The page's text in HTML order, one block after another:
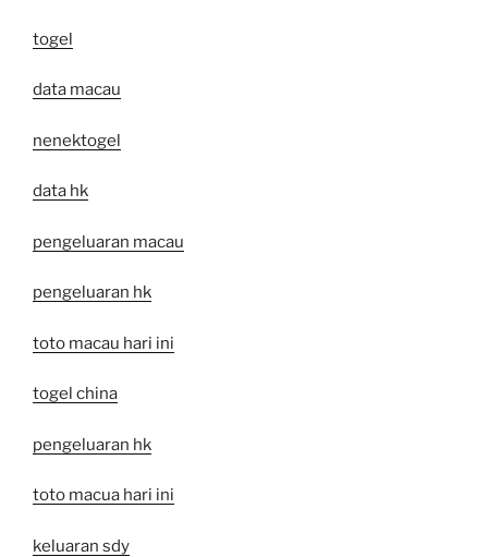
togel
data macau
nenektogel
data hk
pengeluaran macau
pengeluaran hk
toto macau hari ini
togel china
pengeluaran hk
toto macua hari ini
keluaran sdy